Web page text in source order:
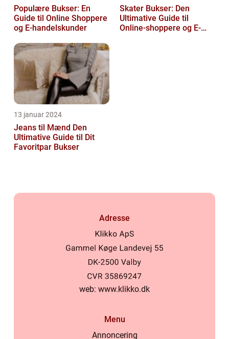
Populære Bukser: En
Guide til Online Shoppere
og E-handelskunder
Skater Bukser: Den
Ultimative Guide til
Online-shoppere og E-
13 januar 2024
Jeans til Mænd Den
Ultimative Guide til Dit
Favoritpar Bukser
Adresse
web: www.klikko.dk
Menu
Annoncering